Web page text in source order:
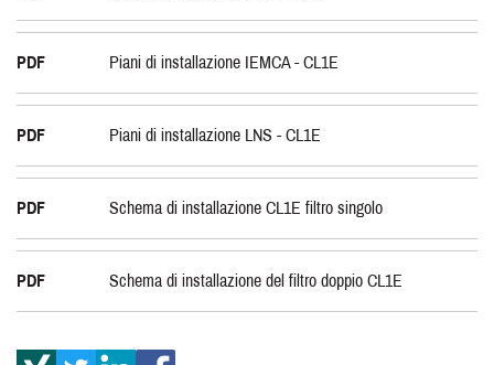
PDF Piani di installazione IEMCA - CL1E
PDF Piani di installazione LNS - CL1E
PDF Schema di installazione CL1E filtro singolo
PDF Schema di installazione del filtro doppio CL1E